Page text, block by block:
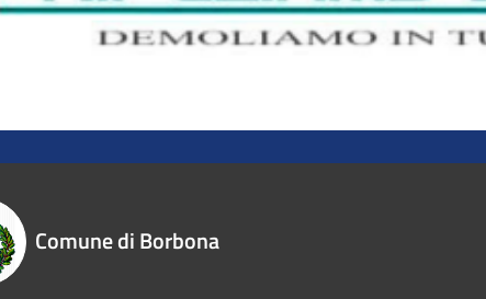
Comune di Borbona